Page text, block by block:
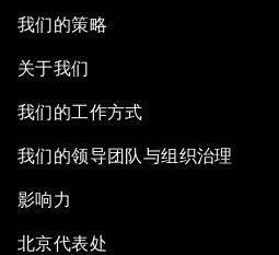
我们的策略
关于我们
我们的工作方式
我们的领导团队与组织治理
影响力
北京代表处